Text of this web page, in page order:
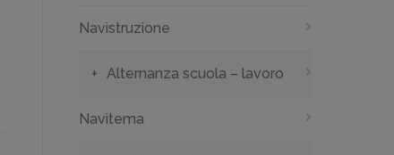
Navistruzione
Alternanza scuola – lavoro
Navitema